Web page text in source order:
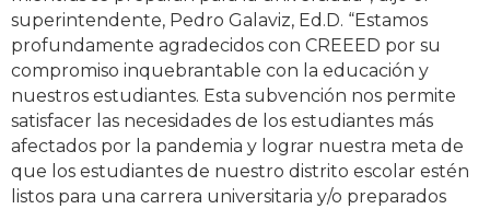
superintendente, Pedro Galaviz, Ed.D. “Estamos
profundamente agradecidos con CREEED por su
compromiso inquebrantable con la educación y
nuestros estudiantes. Esta subvención nos permite
satisfacer las necesidades de los estudiantes más
afectados por la pandemia y lograr nuestra meta de
que los estudiantes de nuestro distrito escolar estén
listos para una carrera universitaria y/o preparados